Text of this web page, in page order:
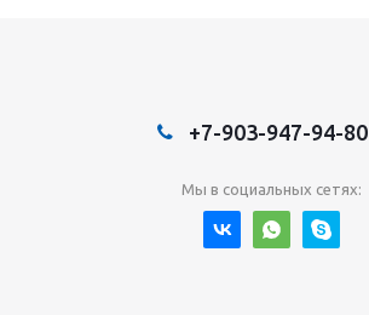
+7-903-947-94-80
Мы в социальных сетях: